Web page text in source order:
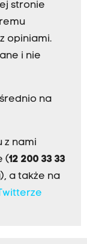
stronie
opiniami.
i nie
na
z nami
(12 200 33 33
a także na